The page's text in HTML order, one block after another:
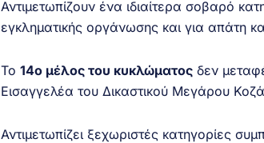
Αντιμετωπίζουν ένα ιδιαίτερα σοβαρό
εγκληματικής οργάνωσης και για απάτη
Το 14ο μέλος του κυκλώματος δεν
Εισαγγελέα του Δικαστικού Μεγάρου
Αντιμετωπίζει ξεχωριστές κατηγορίες